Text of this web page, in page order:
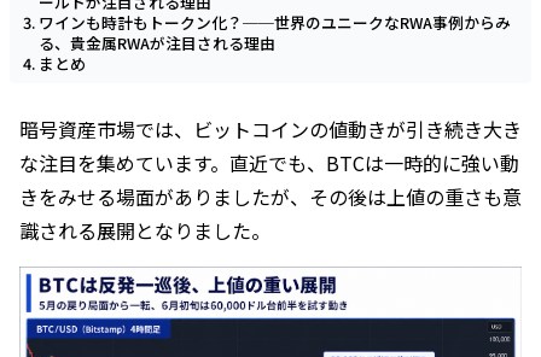
ワインも時計もトークン化？──世界のユニークなRWA事例からみ
る、貴金属RWAが注目される理由
まとめ
暗号資産市場では、ビットコインの値動きが引き続き大き
な注目を集めています。直近でも、BTCは一時的に強い動
きをみせる場面がありましたが、その後は上値の重さも意
識される展開となりました。